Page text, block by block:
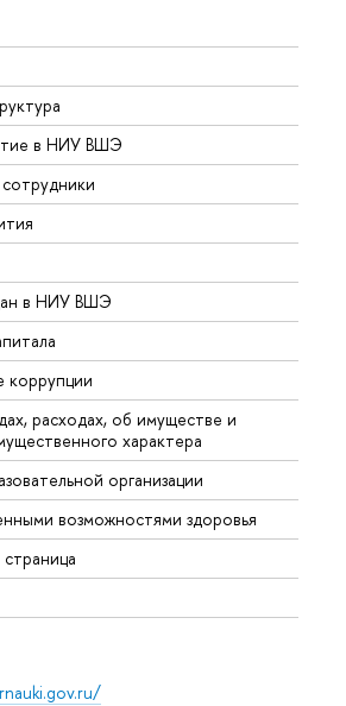
в НИУ ВШЭ
в НИУ ВШЭ
коррупции
расходах, об имуществе и
характера
организации
возможностями здоровья